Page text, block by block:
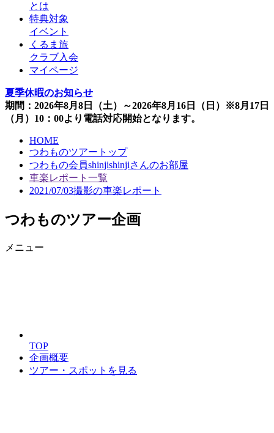
とは
特典対象
イベント
くるま旅
クラブ入会
マイページ
夏季休暇のお知らせ
期間：2026年8月8日（土）～2026年8月16日（日）※8月17日
（月）10：00より電話対応開始となります。
HOME
つわものツアートップ
つわもの会員shinjishinjiさんのお部屋
車楽レポート一覧
2021/07/03撮影の車楽レポート
つわものツアー企画
メニュー
TOP
企画概要
ツアー・スポットを見る